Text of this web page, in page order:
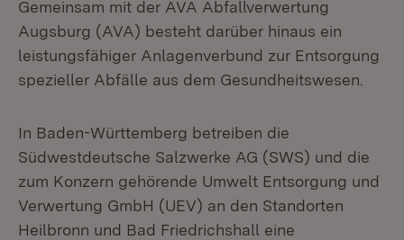
Gemeinsam mit der AVA Abfallverwertung
Augsburg (AVA) besteht darüber hinaus ein
leistungsfähiger Anlagenverbund zur Entsorgung
spezieller Abfälle aus dem Gesundheitswesen.
In Baden-Württemberg betreiben die
Südwestdeutsche Salzwerke AG (SWS) und die
zum Konzern gehörende Umwelt Entsorgung und
Verwertung GmbH (UEV) an den Standorten
Heilbronn und Bad Friedrichshall eine